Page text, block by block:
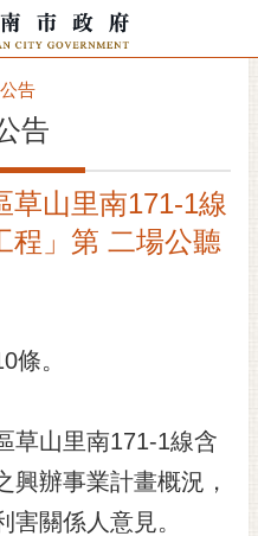
告
告
草山里南171-1線
程」第 二場公聽
條。
草山里南171-1線含
興辦事業計畫概況，
關係人意見。